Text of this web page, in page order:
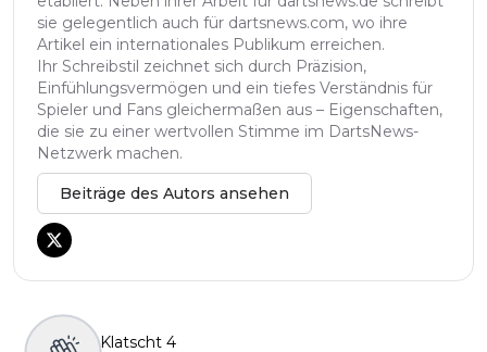
sie gelegentlich auch für dartsnews.com, wo ihre
Artikel ein internationales Publikum erreichen.
Ihr Schreibstil zeichnet sich durch Präzision,
Einfühlungsvermögen und ein tiefes Verständnis für
Spieler und Fans gleichermaßen aus – Eigenschaften,
die sie zu einer wertvollen Stimme im DartsNews-
Netzwerk machen.
Beiträge des Autors ansehen
Klatscht 4